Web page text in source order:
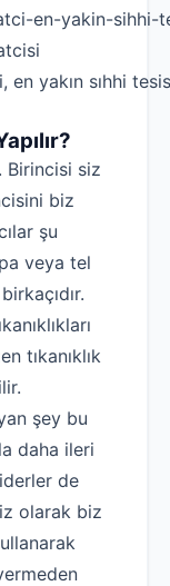
yakın sıhhi
Birincisi siz
biz
şu
veya tel
tıkanıklık
şey bu
daha ileri
de
olarak biz